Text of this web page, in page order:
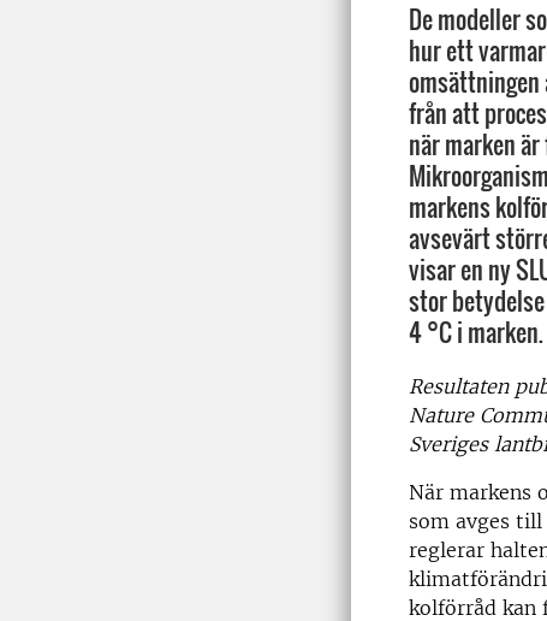
De modeller
hur ett
från att
när marken
markens
avsevärt
visar en ny
stor betydelse
4 °C i marken.
Resultaten
Nature
Sveriges
När markens
som avges
reglerar
kolförråd kan